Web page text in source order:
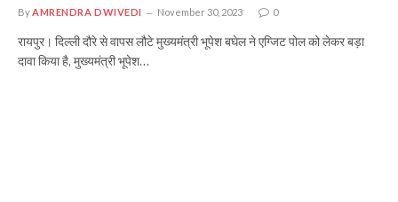
ByAMRENDRA DWIVEDI November 30, 2023 0
रायपुर। दिल्ली दौरे से वापस लौटे मुख्यमंत्री भूपेश बघेल ने एग्जिट पोल को लेकर बड़ा
दावा किया है, मुख्यमंत्री भूपेश…